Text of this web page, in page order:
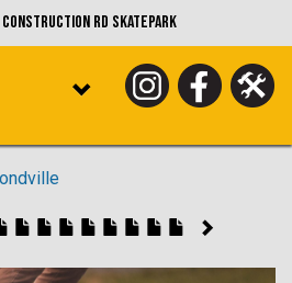
Construction RD Skatepark